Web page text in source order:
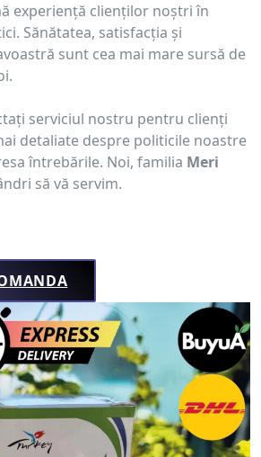
experiență clienților noștri în
Sănătatea, satisfacția și
sunt cea mai mare sursă de
serviciul nostru pentru clienți
detaliate despre politicile noastre
întrebările. Noi, familia Meri
să vă servim.